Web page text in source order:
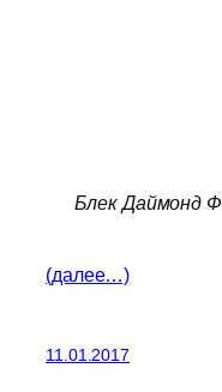
Блек Даймонд
(далее…)
11.01.2017